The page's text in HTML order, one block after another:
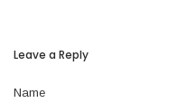
Leave a Reply
Name